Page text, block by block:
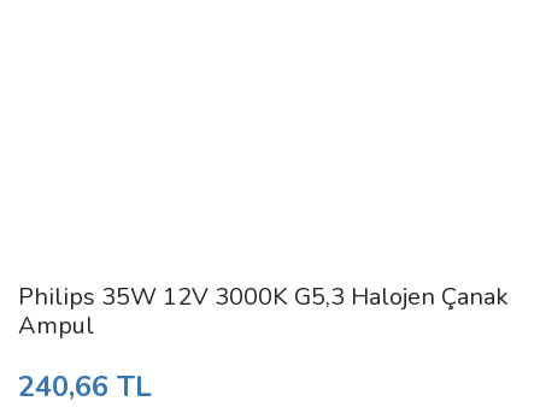
Philips 35W 12V 3000K G5,3 Halojen Çanak
Ampul
240,66 TL